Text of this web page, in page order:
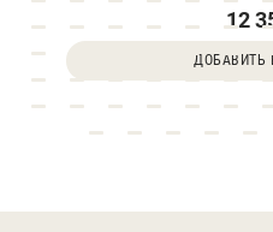
12
ДОБАВИТЬ